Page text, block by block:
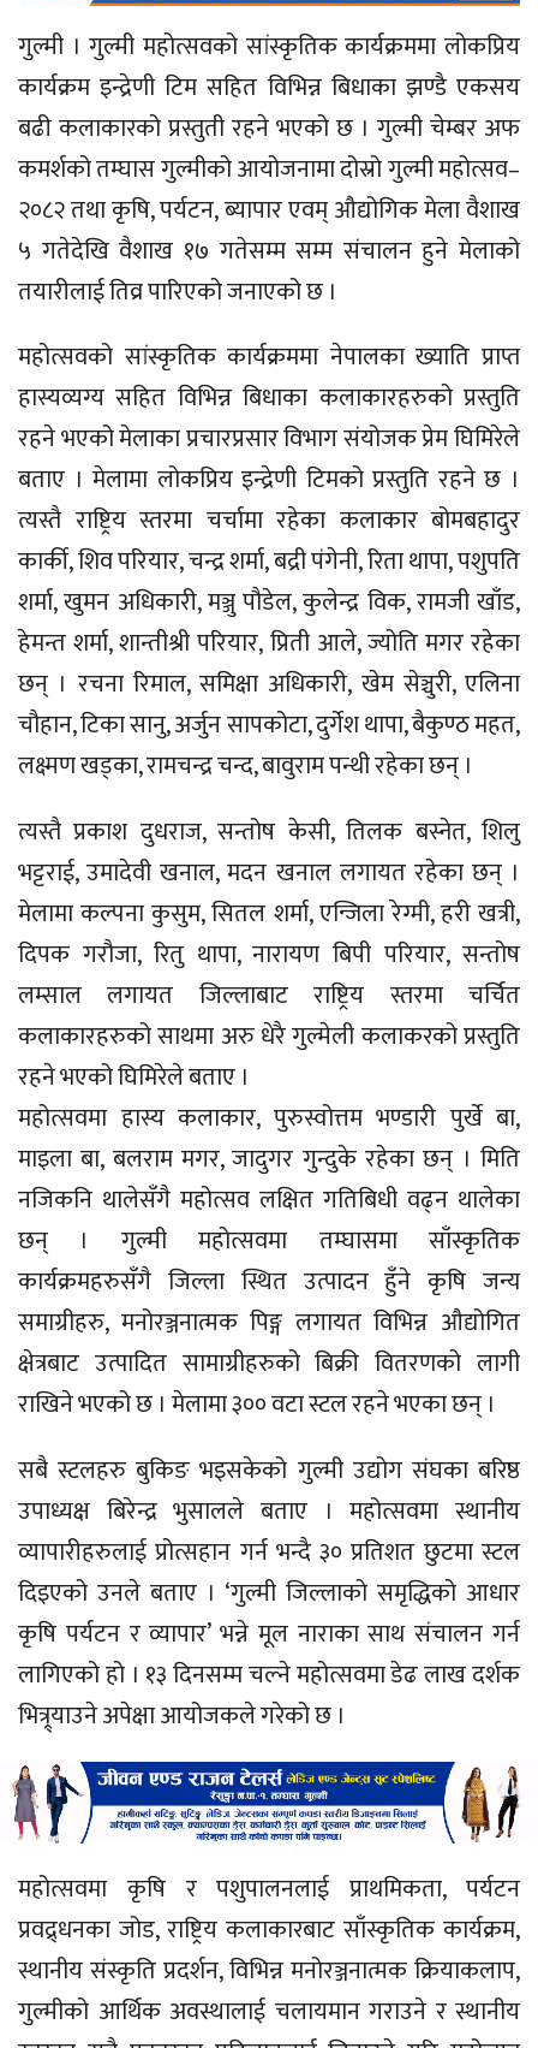
गुल्मी । गुल्मी महोत्सवको सांस्कृतिक कार्यक्रममा लोकप्रिय
कार्यक्रम इन्द्रेणी टिम सहित विभिन्न बिधाका झण्डै एकसय
बढी कलाकारको प्रस्तुती रहने भएको छ । गुल्मी चेम्बर अफ
कमर्शको तम्घास गुल्मीको आयोजनामा दोस्रो गुल्मी महोत्सव–
२०८२ तथा कृषि, पर्यटन, ब्यापार एवम् औद्योगिक मेला वैशाख
५ गतेदेखि वैशाख १७ गतेसम्म सम्म संचालन हुने मेलाको
तयारीलाई तिव्र पारिएको जनाएको छ ।
महोत्सवको सांस्कृतिक कार्यक्रममा नेपालका ख्याति प्राप्त
हास्यव्यग्य सहित विभिन्न बिधाका कलाकारहरुको प्रस्तुति
रहने भएको मेलाका प्रचारप्रसार विभाग संयोजक प्रेम घिमिरेले
बताए । मेलामा लोकप्रिय इन्द्रेणी टिमको प्रस्तुति रहने छ ।
त्यस्तै राष्ट्रिय स्तरमा चर्चामा रहेका कलाकार बोमबहादुर
कार्की, शिव परियार, चन्द्र शर्मा, बद्री पंगेनी, रिता थापा, पशुपति
शर्मा, खुमन अधिकारी, मञ्जु पौडेल, कुलेन्द्र विक, रामजी खाँड,
हेमन्त शर्मा, शान्तीश्री परियार, प्रिती आले, ज्योति मगर रहेका
छन् । रचना रिमाल, समिक्षा अधिकारी, खेम सेञ्चुरी, एलिना
चौहान, टिका सानु, अर्जुन सापकोटा, दुर्गेश थापा, बैकुण्ठ महत,
लक्ष्मण खड्का, रामचन्द्र चन्द, बावुराम पन्थी रहेका छन् ।
त्यस्तै प्रकाश दुधराज, सन्तोष केसी, तिलक बस्नेत, शिलु
भट्टराई, उमादेवी खनाल, मदन खनाल लगायत रहेका छन् ।
मेलामा कल्पना कुसुम, सितल शर्मा, एन्जिला रेग्मी, हरी खत्री,
दिपक गरौजा, रितु थापा, नारायण बिपी परियार, सन्तोष
लम्साल लगायत जिल्लाबाट राष्ट्रिय स्तरमा चर्चित
कलाकारहरुको साथमा अरु धेरै गुल्मेली कलाकरको प्रस्तुति
रहने भएको घिमिरेले बताए ।
महोत्सवमा हास्य कलाकार, पुरुस्वोत्तम भण्डारी पुर्खे बा,
माइला बा, बलराम मगर, जादुगर गुन्दुके रहेका छन् । मिति
नजिकनि थालेसँगै महोत्सव लक्षित गतिबिधी वढ्न थालेका
छन् । गुल्मी महोत्सवमा तम्घासमा साँस्कृतिक
कार्यक्रमहरुसँगै जिल्ला स्थित उत्पादन हुँने कृषि जन्य
समाग्रीहरु, मनोरञ्जनात्मक पिङ्ग लगायत विभिन्न औद्योगित
क्षेत्रबाट उत्पादित सामाग्रीहरुको बिक्री वितरणको लागी
राखिने भएको छ । मेलामा ३०० वटा स्टल रहने भएका छन् ।
सबै स्टलहरु बुकिङ भइसकेको गुल्मी उद्योग संघका बरिष्ठ
उपाध्यक्ष बिरेन्द्र भुसालले बताए । महोत्सवमा स्थानीय
व्यापारीहरुलाई प्रोत्सहान गर्न भन्दै ३० प्रतिशत छुटमा स्टल
दिइएको उनले बताए । ‘गुल्मी जिल्लाको समृद्धिको आधार
कृषि पर्यटन र व्यापार’ भन्ने मूल नाराका साथ संचालन गर्न
लागिएको हो । १३ दिनसम्म चल्ने महोत्सवमा डेढ लाख दर्शक
भित्र्र्याउने अपेक्षा आयोजकले गरेको छ ।
महोत्सवमा कृषि र पशुपालनलाई प्राथमिकता, पर्यटन
प्रवद्र्धनका जोड, राष्ट्रिय कलाकारबाट साँस्कृतिक कार्यक्रम,
स्थानीय संस्कृति प्रदर्शन, विभिन्न मनोरञ्जनात्मक क्रियाकलाप,
गुल्मीको आर्थिक अवस्थालाई चलायमान गराउने र स्थानीय